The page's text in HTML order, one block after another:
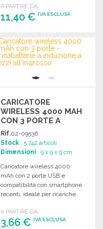
A PARTIRE DA
11,40 €IVA ESCLUSA
ORDINARE
Richiedi un preventivo
CARICATORE
WIRELESS 4000 MAH
CON 3 PORTE A
PREZZI
ALL'INGROSSO
Rif.02-09536
Stock : 5 742 articoli
Dimensioni : 9 x 9 x 9 cm
Caricatore wireless 4000
mAh con 2 porte USB e
compatibilità con smartphone
recenti, ideale per ricariche
A PARTIRE DA
3,66 €IVA ESCLUSA